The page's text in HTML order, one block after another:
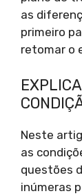
as
primeiro
retomar o
Neste
as
questões
inúmeras